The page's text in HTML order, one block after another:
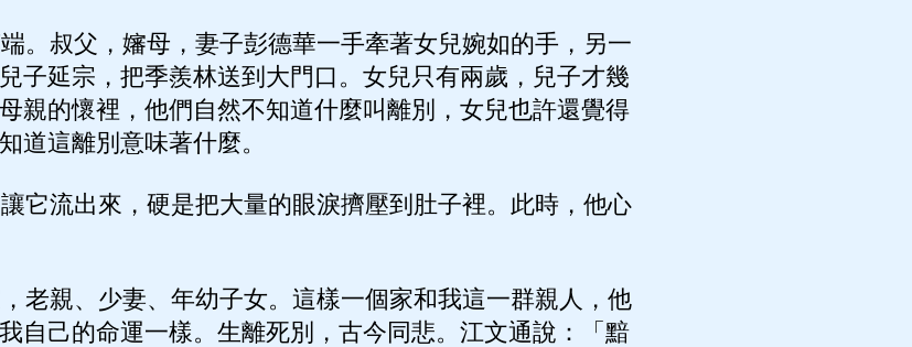
。叔父，嬸母，妻子彭德華一手牽著女兒婉如的手，另一
子延宗，把季羨林送到大門口。女兒只有兩歲，兒子才幾
親的懷裡，他們自然不知道什麼叫離別，女兒也許還覺得
道這離別意味著什麼。
它流出來，硬是把大量的眼淚擠壓到肚子裡。此時，他心
老親、少妻、年幼子女。這樣一個家和我這一群親人，他
自己的命運一樣。生離死別，古今同悲。江文通說：「黯